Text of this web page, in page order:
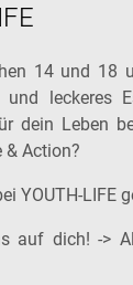
14 und 18
und leckeres
dein Leben
& Action?
YOUTH-LIFE
auf dich! ->